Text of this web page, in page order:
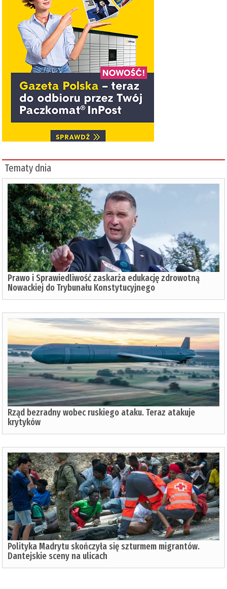
Tematy dnia
Prawo i Sprawiedliwość zaskarża edukację zdrowotną
Nowackiej do Trybunału Konstytucyjnego
Rząd bezradny wobec ruskiego ataku. Teraz atakuje
krytyków
Polityka Madrytu skończyła się szturmem migrantów.
Dantejskie sceny na ulicach